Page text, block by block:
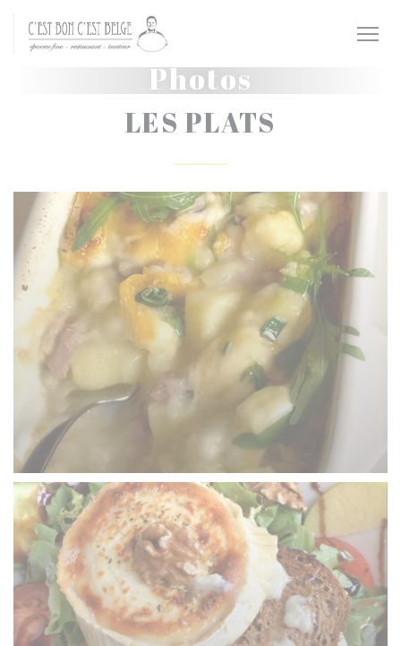
Personnalisation de vos choix en matière de cookies
Photos
LES PLATS